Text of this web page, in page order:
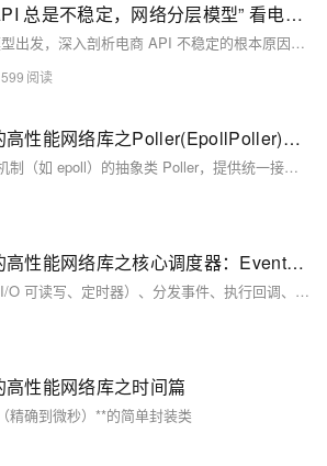
干货分享“对接的 API 总是不稳定，网络分层模型” 看电商 API 故障的本质
本文从 OSI 七层网络模型出发，深入剖析电商 API 不稳定的根本原因，涵盖物理层到应用层的典型故障与解决方案，结合阿里、京东等大厂架构，详解如何构建高稳定性的电商 API 通信体系。
599
基于Reactor模型的高性能网络库之Poller(EpollPoller)组件
封装底层 I/O 多路复用机制（如 epoll）的抽象类 Poller，提供统一接口支持多种实现。Poller 是一个抽象基类，定义了 Channel 管理、事件收集等核心功能，并与 EventLoop 绑定。其子类 EPollPoller 实现了基于 epoll 的具体操作，包括事件等待、Channel 更新和删除等。通过工厂方法可创建默认的 Poller 实例，实现多态调用。
基于Reactor模型的高性能网络库之核心调度器：EventLoop组件
它负责：监听事件（如 I/O 可读写、定时器）、分发事件、执行回调、管理事件源 Channel 等。
性能网络库之时间篇
精确到微秒）**的简单封装类